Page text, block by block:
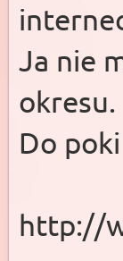
Ja nie
okresu.
Do
http://